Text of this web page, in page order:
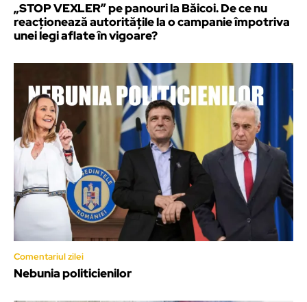
„STOP VEXLER” pe panouri la Băicoi. De ce nu
reacționează autoritățile la o campanie împotriva
unei legi aflate în vigoare?
Comentariul zilei
Nebunia politicienilor